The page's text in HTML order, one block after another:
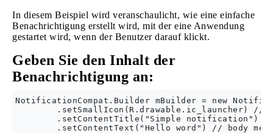
In diesem Beispiel wird veranschaulicht, wie eine einfache
Benachrichtigung erstellt wird, mit der eine Anwendung
gestartet wird, wenn der Benutzer darauf klickt.
Geben Sie den Inhalt der
Benachrichtigung an:
NotificationCompat.Builder mBuilder = new
.setSmallIcon(R.drawable.ic_launcher) //
.setContentTitle("Simple notification")
.setContentText("Hello word") // body